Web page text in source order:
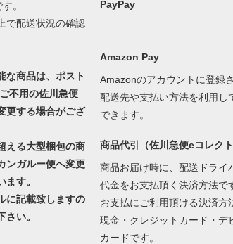
。
で配送状況の確認
な商品は、ポスト
不用の佐川急便
更する場合がござ
える大型梱包の商
ンガルー便へ変更
す。
に記載致しますの
い。
PayPay
Amazon Pay
Amazonのアカウントに登録
配送先や支払い方法を利用し
できます。
商品代引（佐川急便eコレクト
商品お届け時に、配送ドライ
代金をお支払頂く決済方法で
お支払にご利用頂ける決済方
現金・クレジットカード・デ
カードです。